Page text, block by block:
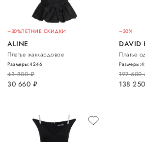
–30%ЛЕТНИЕ СКИДКИ
ALINE
Платье жаккардовое
43 800руб.
30 660 руб.
Размеры:4246
–30%
DAVID
Платье
197 500
138 250
Размеры: